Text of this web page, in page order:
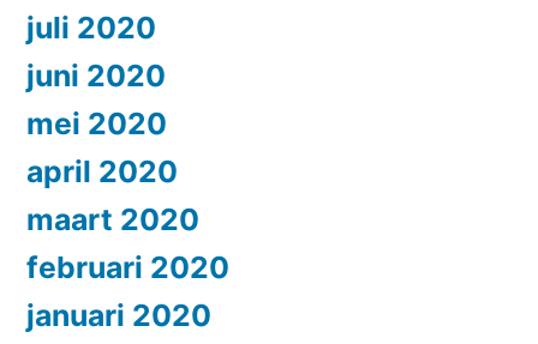
juli 2020
juni 2020
mei 2020
april 2020
maart 2020
februari 2020
januari 2020